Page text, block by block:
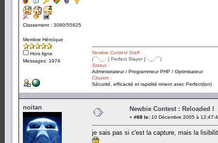
Classement : 3080/55625
Membre Héroïque
Hors ligne
Messages: 1974
Newbie Contest Staff :
(¯`·._.· [ Perfect Slayer ] ·._.·´¯)
Status :
Administrateur / Programmeur PHP / Optimisateur
Citation :
Sécurité, efficacité et rapidité riment avec Perfect(ion)
noitan Newbie Contest : Reloaded !
« #68 le: 10 Décembre 2005 à
je sais pas si c'est la capture, mais la